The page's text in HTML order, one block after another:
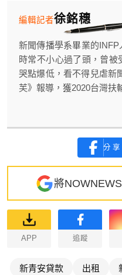
徐銘穗
編輯記者
新聞傳播學系畢業的INFP
時常不小心過了頭，曾
哭點爆低，看不得兒虐新
芙》報導，獲2020台灣扶
分享
將
APP 追蹤
新青安貸款 出租